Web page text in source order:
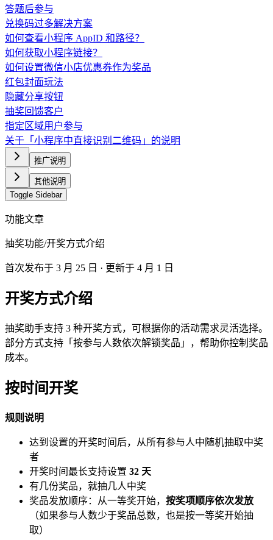
答题后参与
兑换码过多解决方案
如何查看小程序 AppID 和路径？
如何获取小程序链接？
如何设置微信小店优惠券作为奖品
红包封面玩法
隐藏分享按钮
抽奖回馈客户
指定区域用户参与
关于「小程序中直接识别二维码」的说明
推广说明
其他说明
Toggle Sidebar
功能文章
抽奖功能/开奖方式介绍
首次发布于 3 月 25 日 · 更新于 4 月 1 日
开奖方式介绍
抽奖助手支持 3 种开奖方式，可根据你的活动需求灵活选择。
部分方式支持「按参与人数依次解锁奖品」，帮助你控制奖品
成本。
按时间开奖
规则说明
达到设置的开奖时间后，从所有参与人中随机抽取中奖
者
开奖时间最长支持设置 32 天
有几份奖品，就抽几人中奖
奖品发放顺序：从一等奖开始， 按奖项顺序依次发放
（如果参与人数少于奖品总数，也是按一等奖开始抽
取）